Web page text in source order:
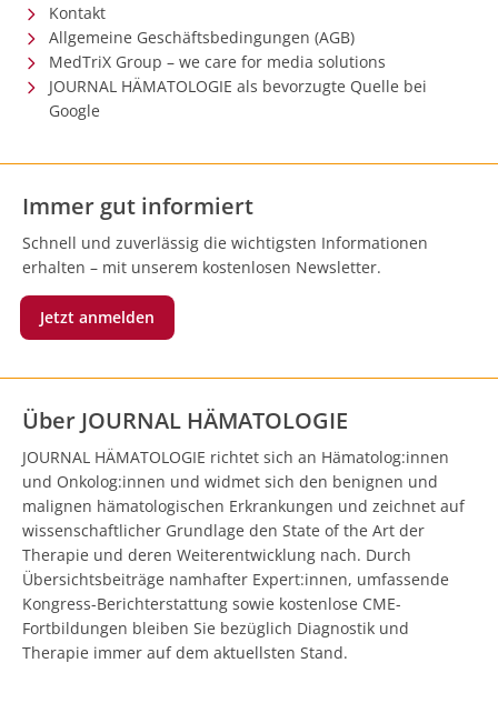
Kontakt
Allgemeine Geschäftsbedingungen (AGB)
MedTriX Group – we care for media solutions
JOURNAL HÄMATOLOGIE als bevorzugte Quelle bei
Google
Immer gut informiert
Schnell und zuverlässig die wichtigsten Informationen
erhalten – mit unserem kostenlosen Newsletter.
Jetzt anmelden
Über JOURNAL HÄMATOLOGIE
JOURNAL HÄMATOLOGIE richtet sich an Hämatolog:innen
und Onkolog:innen und widmet sich den benignen und
malignen hämatologischen Erkrankungen und zeichnet auf
wissenschaftlicher Grundlage den State of the Art der
Therapie und deren Weiterentwicklung nach. Durch
Übersichtsbeiträge namhafter Expert:innen, umfassende
Kongress-Berichterstattung sowie kostenlose CME-
Fortbildungen bleiben Sie bezüglich Diagnostik und
Therapie immer auf dem aktuellsten Stand.